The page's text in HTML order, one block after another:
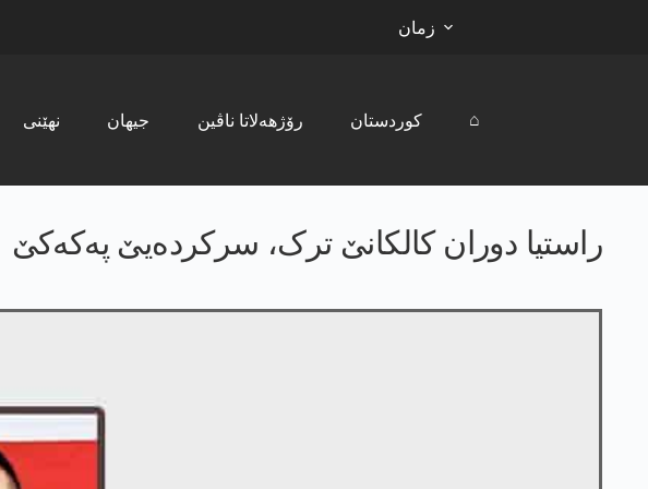
زمان
نھێنی جیھان رۆژھەلاتا ناڤین کوردستان ⌂
راستیا دوران کالکانێ ترک، سرکردەیێ پەکەکێ